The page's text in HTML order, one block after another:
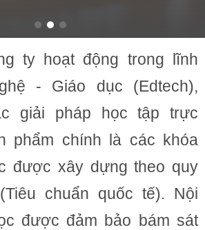
ty hoạt động trong lĩnh
- Giáo dục (Edtech),
giải pháp học tập trực
phẩm chính là các khóa
được xây dựng theo quy
chuẩn quốc tế). Nội
được đảm bảo bám sát